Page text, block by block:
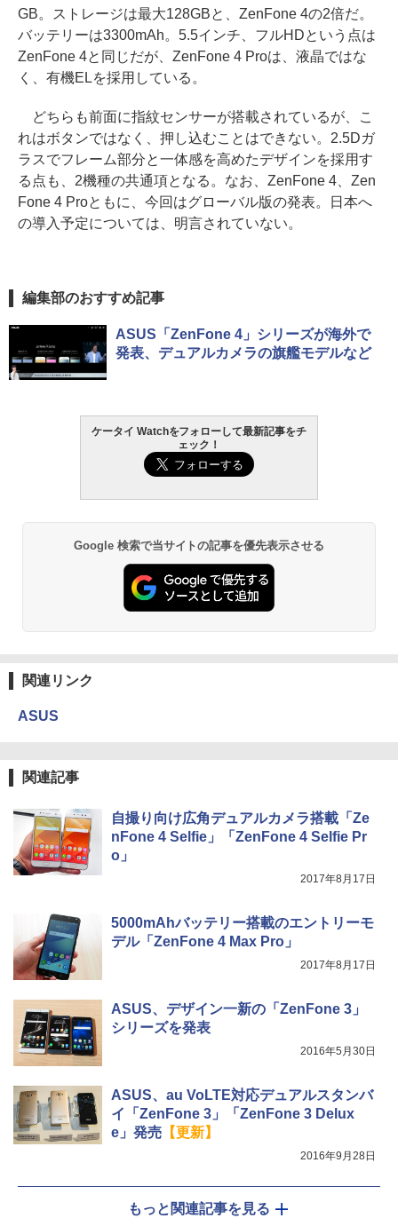
GB。ストレージは最大128GBと、ZenFone 4の2倍だ。
バッテリーは3300mAh。5.5インチ、フルHDという点は
ZenFone 4と同じだが、ZenFone 4 Proは、液晶ではな
く、有機ELを採用している。
どちらも前面に指紋センサーが搭載されているが、こ
れはボタンではなく、押し込むことはできない。2.5Dガ
ラスでフレーム部分と一体感を高めたデザインを採用す
る点も、2機種の共通項となる。なお、ZenFone 4、Zen
Fone 4 Proともに、今回はグローバル版の発表。日本へ
の導入予定については、明言されていない。
編集部のおすすめ記事
ASUS「ZenFone 4」シリーズが海外で
発表、デュアルカメラの旗艦モデルなど
ケータイ Watchをフォローして最新記事をチ
ェック！
Google 検索で当サイトの記事を優先表示させる
関連リンク
ASUS
関連記事
自撮り向け広角デュアルカメラ搭載「Ze
nFone 4 Selfie」「ZenFone 4 Selfie Pr
o」
2017年8月17日
5000mAhバッテリー搭載のエントリーモ
デル「ZenFone 4 Max Pro」
2017年8月17日
ASUS、デザイン一新の「ZenFone 3」
シリーズを発表
2016年5月30日
ASUS、au VoLTE対応デュアルスタンバ
イ「ZenFone 3」「ZenFone 3 Delux
e」発売【更新】
2016年9月28日
もっと関連記事を見る